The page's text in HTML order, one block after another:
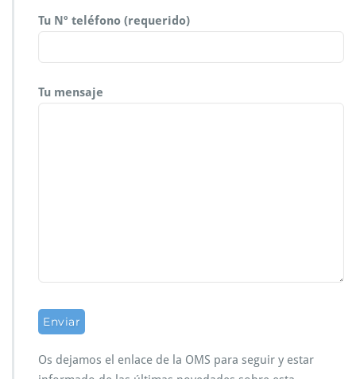
Tu Nº teléfono (requerido)
Tu mensaje
Os dejamos el enlace de la OMS para seguir y estar